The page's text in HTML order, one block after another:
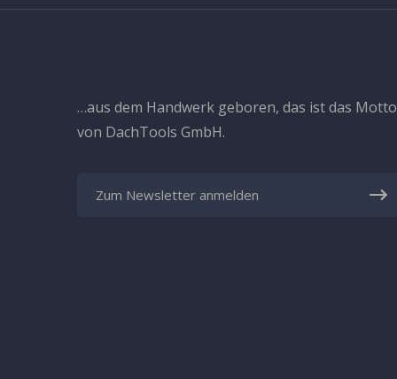
…aus dem Handwerk geboren, das ist das Motto
von DachTools GmbH.